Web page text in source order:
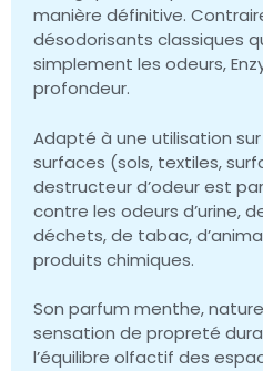
manière définitive.
désodorisants classiques
simplement les odeurs,
profondeur.
Adapté à une utilisation
surfaces (sols, textiles,
destructeur d’odeur est
contre les odeurs d’urine,
déchets, de tabac,
produits chimiques.
Son parfum menthe,
sensation de propreté
l’équilibre olfactif des